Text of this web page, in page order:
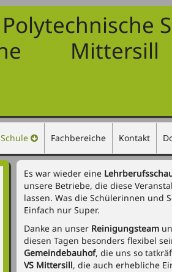
Polytechnische
Mittersill
Schule Fachbereiche Kontakt
Es war wieder eine
unsere Betriebe, die diese
lassen. Was die Schülerinnen und
Einfach nur Super.
Danke an unser Reinigungsteam
diesen Tagen besonders flexibel
Gemeindebauhof, die uns so
VS Mittersill, die auch erhebliche